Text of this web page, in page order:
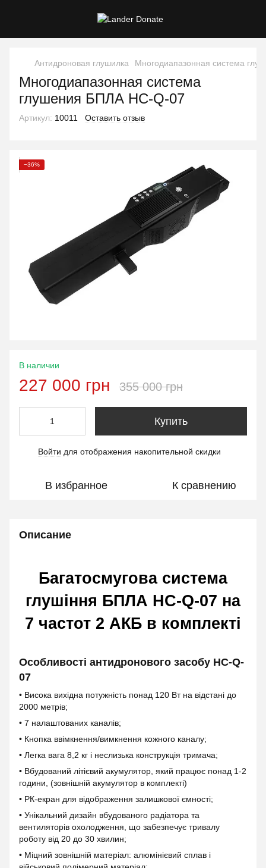
Антидроновая глушилка Многодиапазонная система
Многодиапазонная система
глушения БПЛА HC-Q-07
Артикул: 10011 Оставить отзыв
−36%
В наличии
227 000 грн 355 000 грн
Купить
Войти для отображения накопительной скидки
В избранное К сравнению
Описание
Багатосмугова система
глушіння БПЛА HC-Q-07 на
7 частот 2 АКБ в комплекті
Особливості антидронового засобу HC-Q-
07
• Висока вихідна потужність понад 120 Вт на відстані до
2000 метрів;
• 7 налаштованих каналів;
• Кнопка ввімкнення/вимкнення кожного каналу;
• Легка вага 8,2 кг і неслизька конструкція тримача;
• Вбудований літієвий акумулятор, який працює понад 1-2
години, (зовнішній акумулятор в комплекті)
• РК-екран для відображення залишкової ємності;
• Унікальний дизайн вбудованого радіатора та
вентиляторів охолодження, що забезпечує тривалу
роботу від 20 до 30 хвилин;
• Міцний зовнішній матеріал: алюмінієвий сплав і